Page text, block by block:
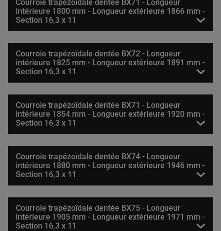
Courroie trapézoïdale dentée BX71 - Longueur
intérieure 1800 mm - Longueur extérieure 1866 mm -
Section 16,3 x 11
Courroie trapézoïdale dentée BX72 - Longueur
intérieure 1825 mm - Longueur extérieure 1891 mm -
Section 16,3 x 11
Courroie trapézoïdale dentée BX71 - Longueur
intérieure 1854 mm - Longueur extérieure 1920 mm -
Section 16,3 x 11
Courroie trapézoïdale dentée BX74 - Longueur
intérieure 1880 mm - Longueur extérieure 1946 mm -
Section 16,3 x 11
Courroie trapézoïdale dentée BX75 - Longueur
intérieure 1905 mm - Longueur extérieure 1971 mm -
Section 16,3 x 11